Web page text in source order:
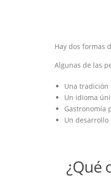
Hay dos formas
Algunas de las
Una tradición
Un idioma
Gastronomía
Un desarrollo
¿Qué